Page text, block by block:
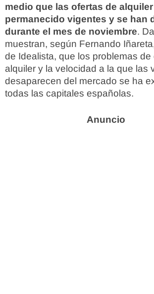
medio que las ofertas de
permanecido vigentes y se han
durante el mes de noviembre.
muestran, según Fernando
de Idealista, que los problemas de
alquiler y la velocidad a la que las
desaparecen del mercado se ha
todas las capitales españolas.